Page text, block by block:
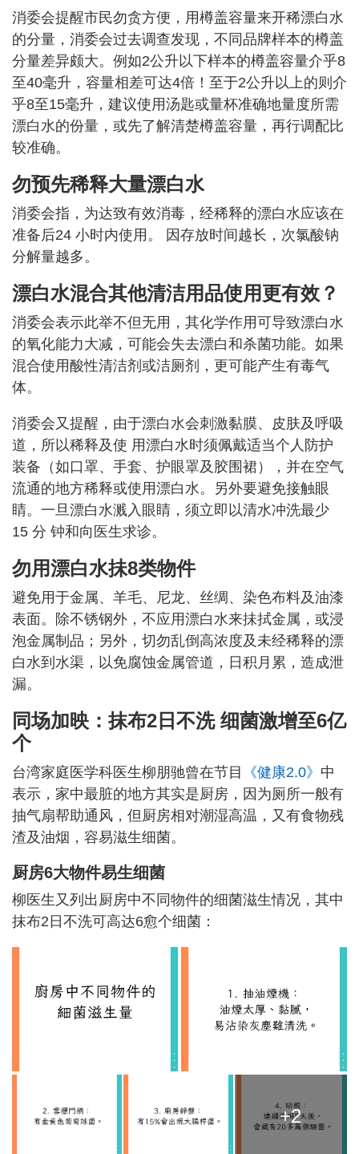
消委会提醒市民勿贪方便，用樽盖容量来开稀漂白水
的分量，消委会过去调查发现，不同品牌样本的樽盖
分量差异颇大。例如2公升以下样本的樽盖容量介乎8
至40毫升，容量相差可达4倍！至于2公升以上的则介
乎8至15毫升，建议使用汤匙或量杯准确地量度所需
漂白水的份量，或先了解清楚樽盖容量，再行调配比
较准确。
勿预先稀释大量漂白水
消委会指，为达致有效消毒，经稀释的漂白水应该在
准备后24 小时内使用。 因存放时间越长，次氯酸钠
分解量越多。
漂白水混合其他清洁用品使用更有效？
消委会表示此举不但无用，其化学作用可导致漂白水
的氧化能力大减，可能会失去漂白和杀菌功能。如果
混合使用酸性清洁剂或洁厕剂，更可能产生有毒气
体。
消委会又提醒，由于漂白水会刺激黏膜、皮肤及呼吸
道，所以稀释及使 用漂白水时须佩戴适当个人防护
装备（如口罩、手套、护眼罩及胶围裙），并在空气
流通的地方稀释或使用漂白水。另外要避免接触眼
睛。一旦漂白水溅入眼睛，须立即以清水冲洗最少
15 分 钟和向医生求诊。
勿用漂白水抺8类物件
避免用于金属、羊毛、尼龙、丝绸、染色布料及油漆
表面。除不锈钢外，不应用漂白水来抺拭金属，或浸
泡金属制品；另外，切勿乱倒高浓度及未经稀释的漂
白水到水渠，以免腐蚀金属管道，日积月累，造成泄
漏。
同场加映 ： 抹布2日不洗 细菌激增至6亿
个
台湾家庭医学科医生柳朋驰曾在节目 《健康2.0》 中
表示，家中最脏的地方其实是厨房，因为厕所一般有
抽气扇帮助通风，但厨房相对潮湿高温，又有食物残
渣及油烟，容易滋生细菌。
厨房6大物件易生细菌
柳医生又列出厨房中不同物件的细菌滋生情况，其中
抹布2日不洗可高达6愈个细菌：
+2